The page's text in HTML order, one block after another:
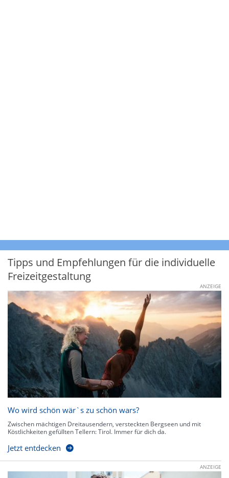
Tipps und Empfehlungen für die individuelle
Freizeitgestaltung
ANZEIGE
Wo wird schön wär`s zu schön wars?
Zwischen mächtigen Dreitausendern, versteckten Bergseen und mit
Köstlichkeiten gefüllten Tellern: Tirol. Immer für dich da.
Jetzt entdecken
ANZEIGE